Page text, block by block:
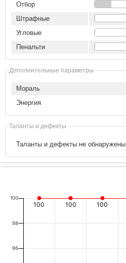
Отбор
Штрафные
Угловые
Пенальти
Дополнительные параметры
Мораль
Энергия
Таланты и дефекты
Таланты и дефекты не обнаружены
100 100 100
96
98
100